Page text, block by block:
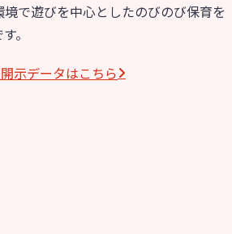
で遊びを中心としたのびのび保育を
。
⽰データはこちら